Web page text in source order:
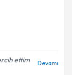
ettim
Devamı